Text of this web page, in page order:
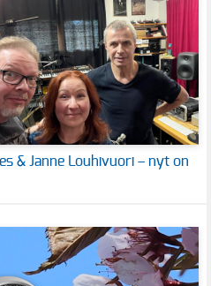
& Janne Louhivuori – nyt on